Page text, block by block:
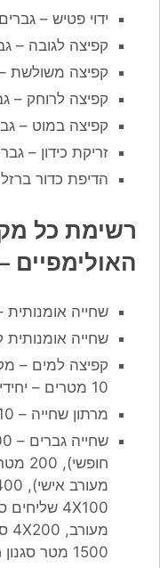
ידוי פטיש –
קפיצה לגובה –
קפיצה משולשת
קפיצה לרוחק –
קפיצה במוט –
זריקת כידון –
הדיפת כדור
רשימת כל
האולימפיים
שחייה אומנותית –
שחייה אומנותית
10 מטרים – יחידים, זוגות מסונכרנים (נשים, גברים)
מרתון שחייה – 10 ק"מ נשים וגברים (במים פתוחים)
1500 מטר סגנון חופשי